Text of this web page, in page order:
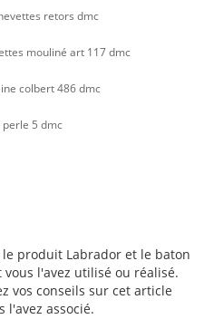
retors dmc
mouliné art 117 dmc
colbert 486 dmc
5 dmc
produit Labrador et le baton
l'avez utilisé ou réalisé.
vos conseils sur cet article
l'avez associé.